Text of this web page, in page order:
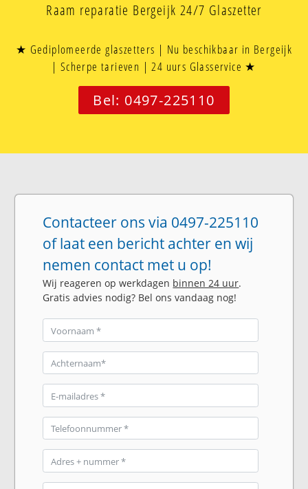
Raam reparatie Bergeijk 24/7 Glaszetter
★ Gediplomeerde glaszetters | Nu beschikbaar in Bergeijk
| Scherpe tarieven | 24 uurs Glasservice ★
Bel: 0497-225110
Contacteer ons via 0497-225110
of laat een bericht achter en wij
nemen contact met u op!
Wij reageren op werkdagen binnen 24 uur.
Gratis advies nodig? Bel ons vandaag nog!